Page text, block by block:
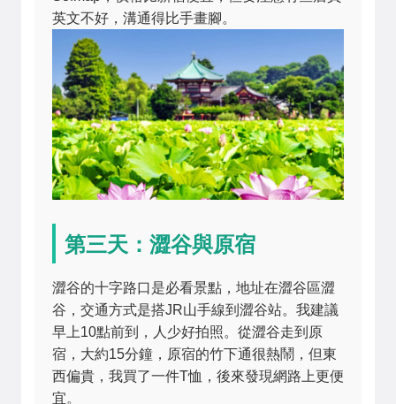
英文不好，溝通得比手畫腳。
第三天：澀谷與原宿
澀谷的十字路口是必看景點，地址在澀谷區澀
谷，交通方式是搭JR山手線到澀谷站。我建議
早上10點前到，人少好拍照。從澀谷走到原
宿，大約15分鐘，原宿的竹下通很熱鬧，但東
西偏貴，我買了一件T恤，後來發現網路上更便
宜。